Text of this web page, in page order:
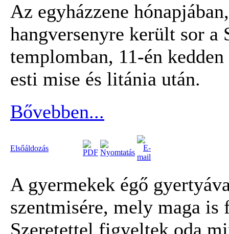
Az egyházzene
hangversenyre került sor a
templomban, 11-én
esti mise és litánia után.
Bővebben...
Elsőáldozás
A gyermekek égő
szentmisére, mely maga is
Szeretettel figyeltek oda